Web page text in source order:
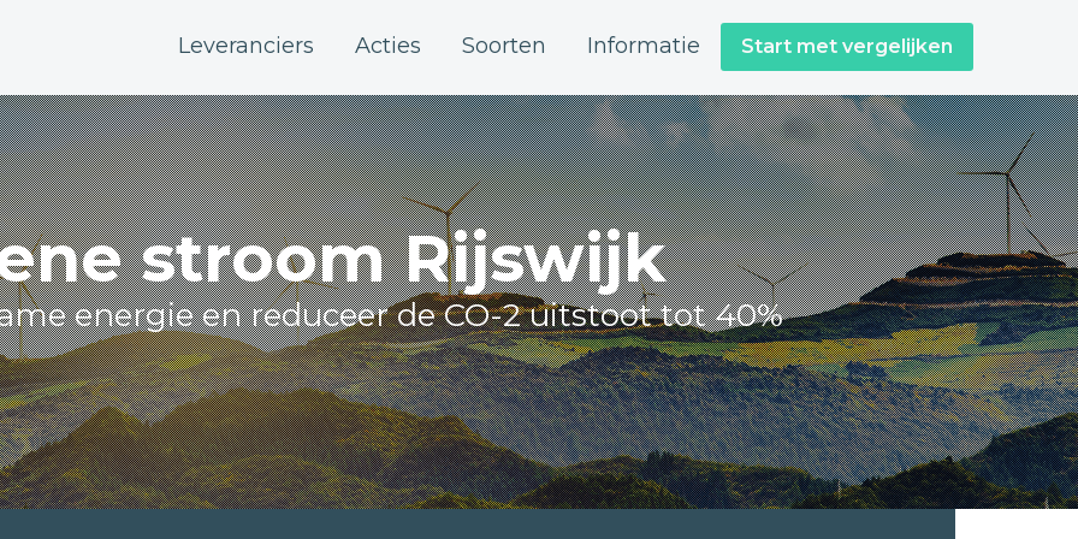
Leveranciers Acties Soorten Informatie Start met vergelijken
stroom Rijswijk
energie en reduceer de CO-2 uitstoot tot 40%